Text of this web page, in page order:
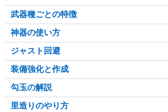
武器種ごとの特徴
神器の使い方
ジャスト回避
装備強化と作成
勾玉の解説
里造りのやり方